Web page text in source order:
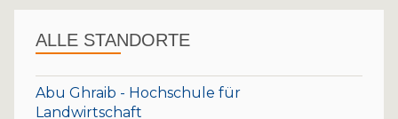
ALLE STANDORTE
Abu Ghraib - Hochschule für
Landwirtschaft